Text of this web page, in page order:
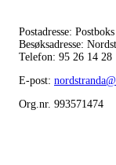
Postadresse:
Besøksadresse:
Telefon: 95 26 14 28
E-post:
Org.nr. 993571474